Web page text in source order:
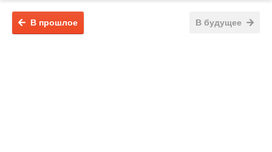
В будущее
В прошлое